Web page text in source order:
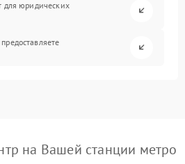
для юридических
на Вашей станции метро